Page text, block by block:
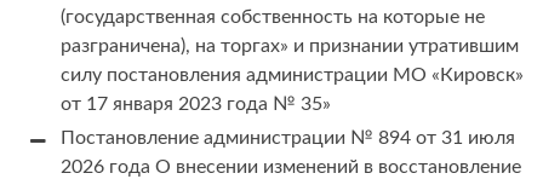
(государственная собственность на которые не
разграничена), на торгах» и признании утратившим
силу постановления администрации МО «Кировск»
от 17 января 2023 года № 35»
Постановление администрации № 894 от 31 июля
2026 года О внесении изменений в восстановление